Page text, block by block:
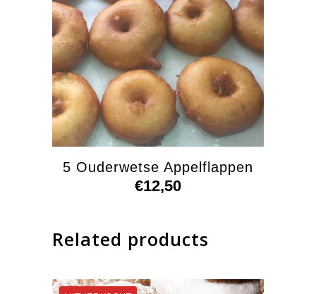
5 Ouderwetse Appelflappen
€12,50
Related products